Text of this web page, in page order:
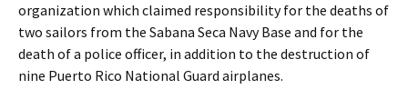
organization which claimed responsibility for the deaths of
two sailors from the Sabana Seca Navy Base and for the
death of a police officer, in addition to the destruction of
nine Puerto Rico National Guard airplanes.